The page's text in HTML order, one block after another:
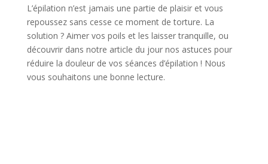
L’épilation n’est jamais une partie de plaisir et vous
repoussez sans cesse ce moment de torture. La
solution ? Aimer vos poils et les laisser tranquille, ou
découvrir dans notre article du jour nos astuces pour
réduire la douleur de vos séances d’épilation ! Nous
vous souhaitons une bonne lecture.